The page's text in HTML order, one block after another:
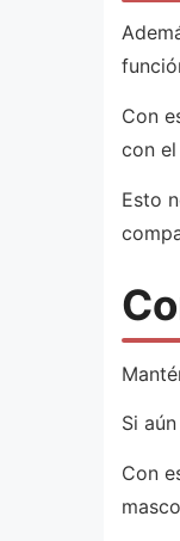
Con
con
Esto
Si
Con